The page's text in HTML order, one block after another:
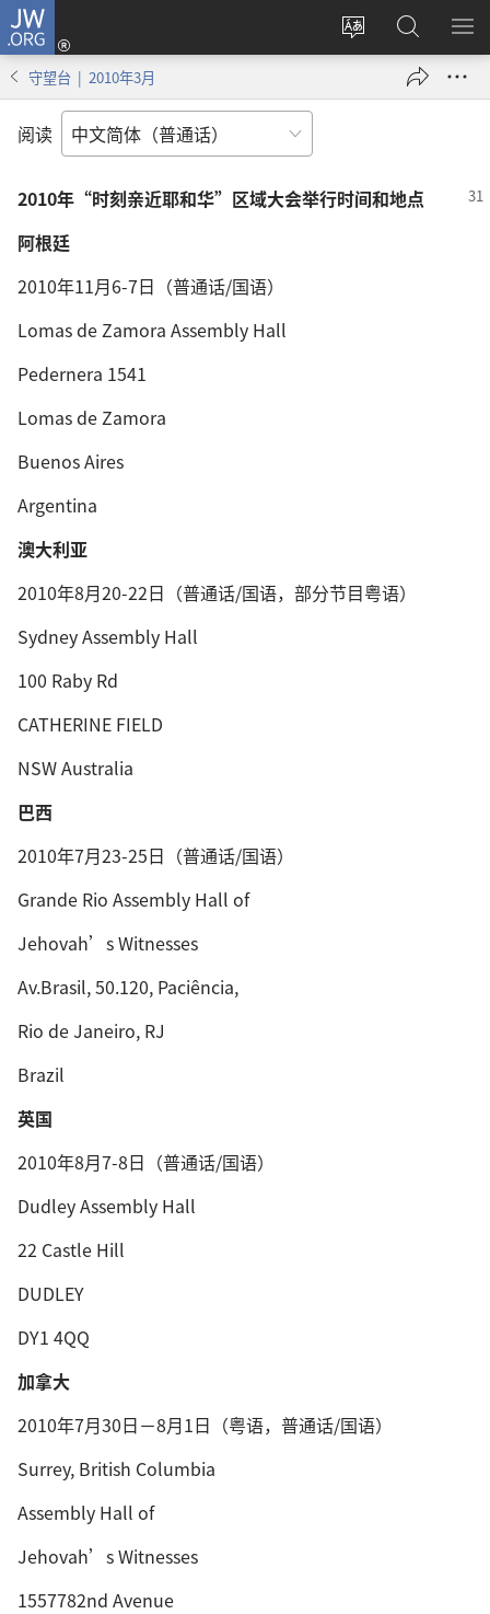
JW.ORG
更
登
录
（打
搜
索
JW.ORG
显
守望台 | 2010年3月
阅读
2010年“时刻亲近耶和华”区域大会举行时间和地点
阿根廷
2010年11月6-7日（普通话/国语）
Lomas de Zamora Assembly Hall
Pedernera 1541
Lomas de Zamora
Buenos Aires
Argentina
澳大利亚
2010年8月20-22日（普通话/国语，部分节目粤语）
Sydney Assembly Hall
100 Raby Rd
CATHERINE FIELD
NSW Australia
巴西
2010年7月23-25日（普通话/国语）
Grande Rio Assembly Hall of
Jehovah’s Witnesses
Av.Brasil, 50.120, Paciência,
Rio de Janeiro, RJ
Brazil
英国
2010年8月7-8日（普通话/国语）
Dudley Assembly Hall
22 Castle Hill
DUDLEY
DY1 4QQ
加拿大
2010年7月30日－8月1日（粤语，普通话/国语）
Surrey, British Columbia
Assembly Hall of
Jehovah’s Witnesses
1557782nd Avenue